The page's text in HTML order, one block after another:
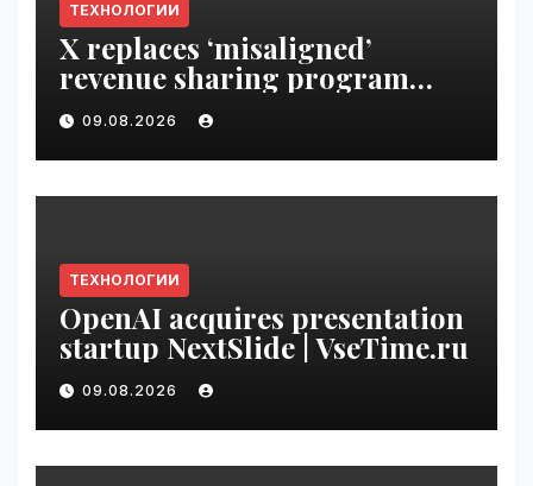
ТЕХНОЛОГИИ
X replaces ‘misaligned’
revenue sharing program
with Original Content
Rewards | VseTime.ru
09.08.2026
ТЕХНОЛОГИИ
OpenAI acquires presentation
startup NextSlide | VseTime.ru
09.08.2026